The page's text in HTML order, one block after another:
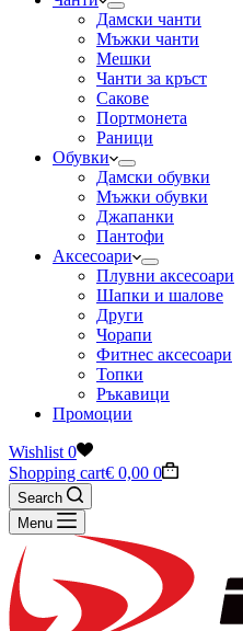
Дамски чанти
Мъжки чанти
Мешки
Чанти за кръст
Сакове
Портмонета
Раници
Обувки
Дамски обувки
Мъжки обувки
Джапанки
Пантофи
Аксесоари
Плувни аксесоари
Шапки и шалове
Други
Чорапи
Фитнес аксесоари
Топки
Ръкавици
Промоции
Wishlist 0
Shopping cart€ 0,00 0
Search
Menu